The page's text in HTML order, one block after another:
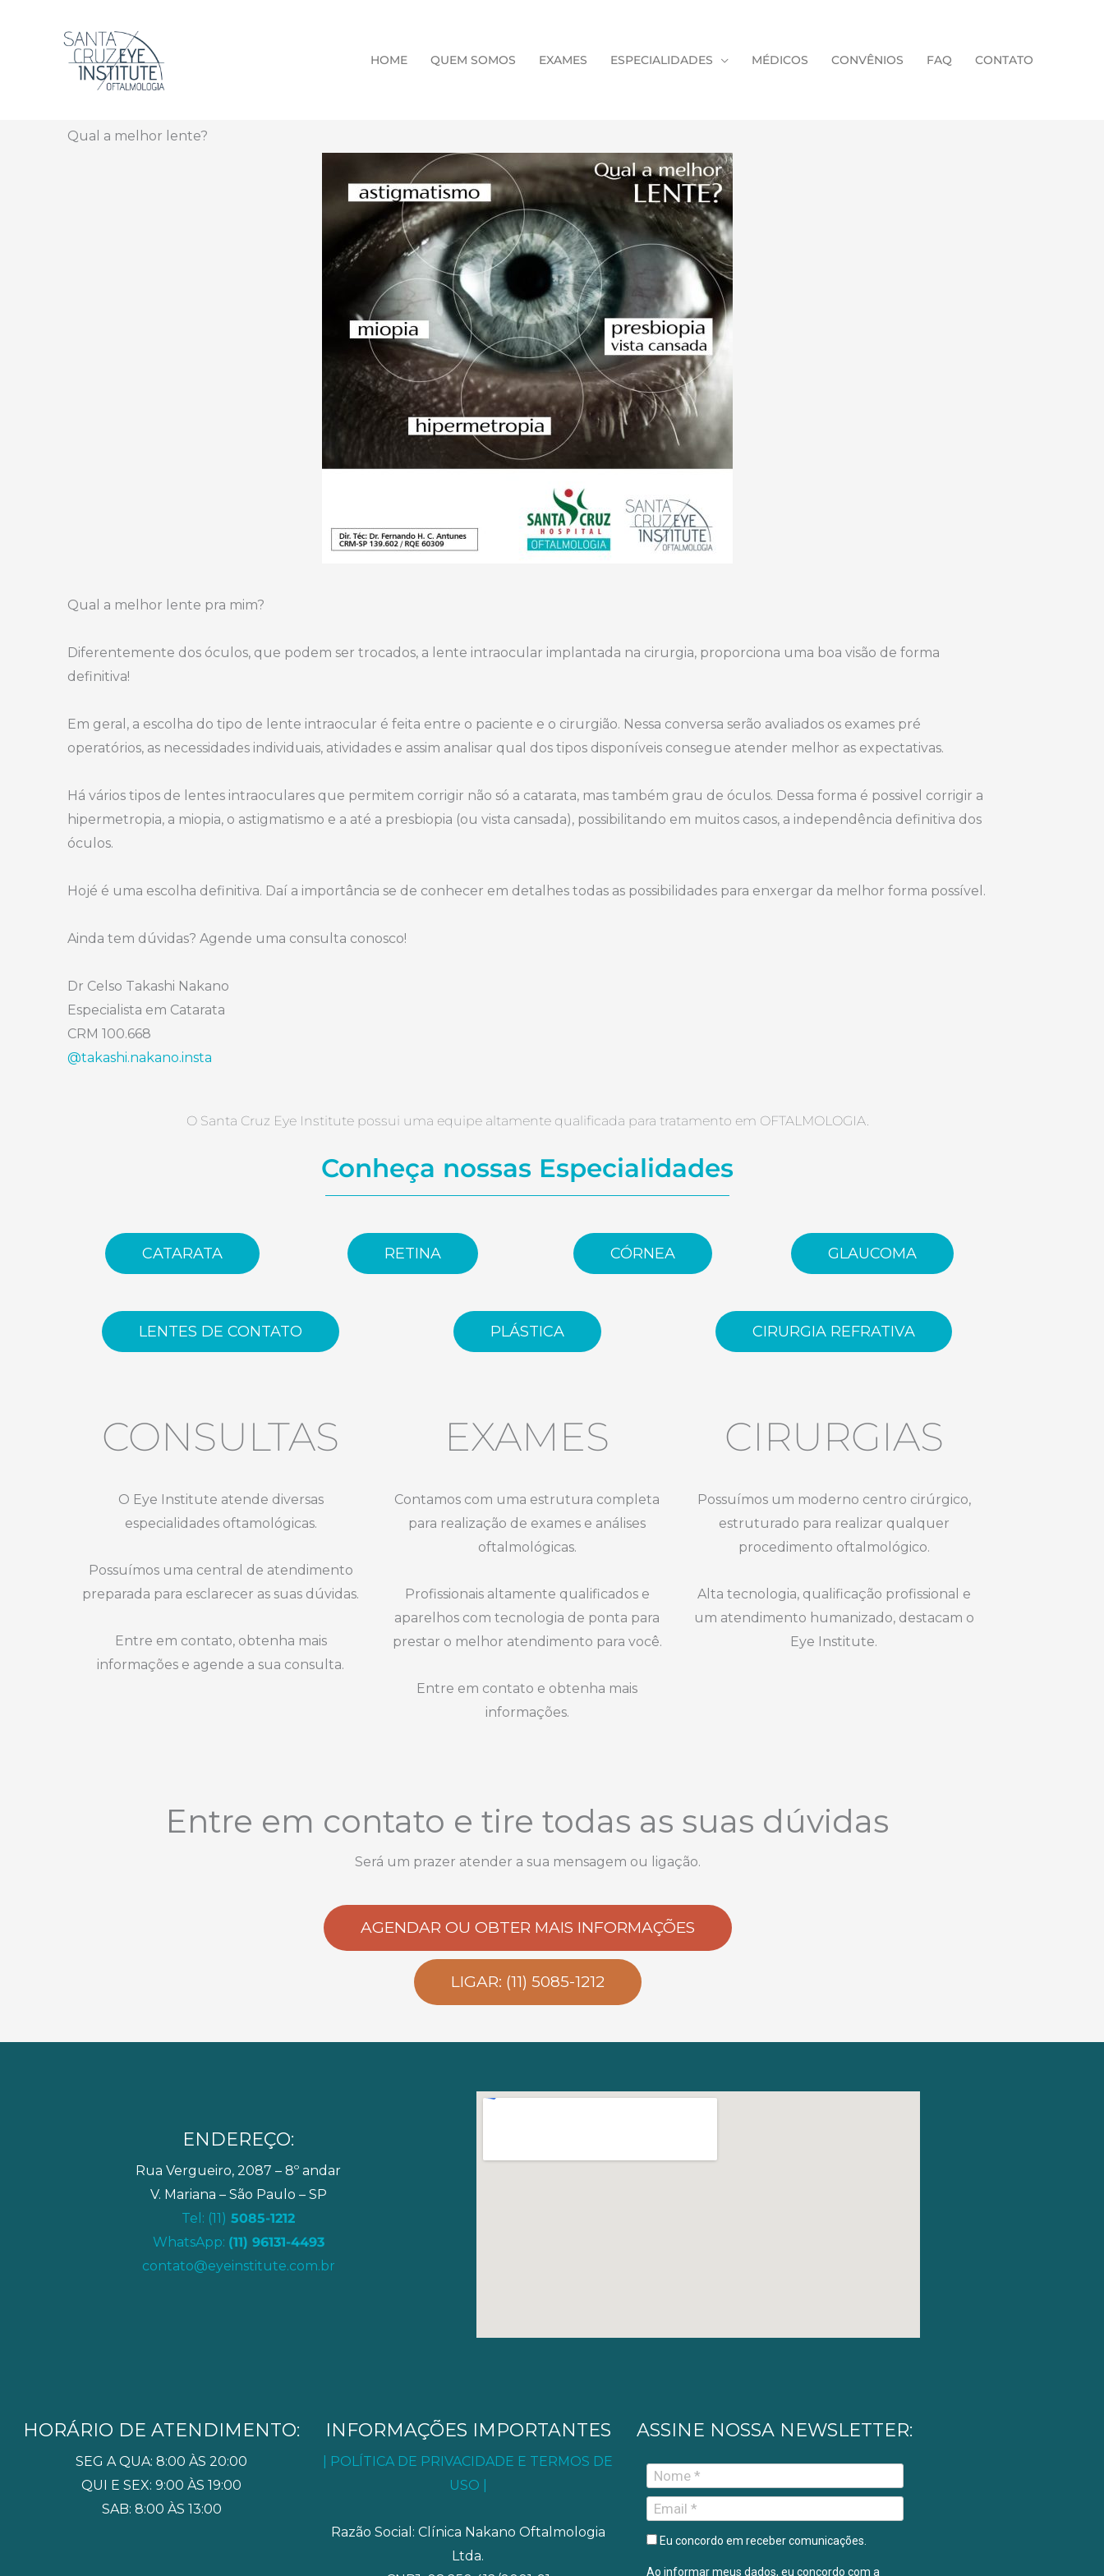
HOME QUEM SOMOS EXAMES ESPECIALIDADES MÉDICOS CONVÊNIOS FAQ CONTATO
Qual a melhor lente?
Qual a melhor lente pra mim?
Diferentemente dos óculos, que podem ser trocados, a lente intraocular implantada na cirurgia, proporciona uma boa visão de forma
definitiva!
Em geral, a escolha do tipo de lente intraocular é feita entre o paciente e o cirurgião. Nessa conversa serão avaliados os exames pré
operatórios, as necessidades individuais, atividades e assim analisar qual dos tipos disponíveis consegue atender melhor as expectativas.
Há vários tipos de lentes intraoculares que permitem corrigir não só a catarata, mas também grau de óculos. Dessa forma é possivel corrigir a
hipermetropia, a miopia, o astigmatismo e a até a presbiopia (ou vista cansada), possibilitando em muitos casos, a independência definitiva dos
óculos.
Hojé é uma escolha definitiva. Daí a importância se de conhecer em detalhes todas as possibilidades para enxergar da melhor forma possível.
Ainda tem dúvidas? Agende uma consulta conosco!
Dr Celso Takashi Nakano
Especialista em Catarata
CRM 100.668
@takashi.nakano.insta
O Santa Cruz Eye Institute possui uma equipe altamente qualificada para tratamento em OFTALMOLOGIA.
Conheça nossas Especialidades
CATARATA RETINA CÓRNEA GLAUCOMA
LENTES DE CONTATO PLÁSTICA CIRURGIA REFRATIVA
CONSULTAS
O Eye Institute atende diversas
especialidades oftamológicas.
Possuímos uma central de atendimento
preparada para esclarecer as suas dúvidas.
Entre em contato, obtenha mais
informações e agende a sua consulta.
EXAMES
Contamos com uma estrutura completa
para realização de exames e análises
oftalmológicas.
Profissionais altamente qualificados e
aparelhos com tecnologia de ponta para
prestar o melhor atendimento para você.
Entre em contato e obtenha mais
informações.
CIRURGIAS
Possuímos um moderno centro cirúrgico,
estruturado para realizar qualquer
procedimento oftalmológico.
Alta tecnologia, qualificação profissional e
um atendimento humanizado, destacam o
Eye Institute.
Entre em contato e tire todas as suas dúvidas
Será um prazer atender a sua mensagem ou ligação.
AGENDAR OU OBTER MAIS INFORMAÇÕES
LIGAR: (11) 5085-1212
ENDEREÇO:
Rua Vergueiro, 2087 – 8º andar
V. Mariana – São Paulo – SP
Tel: (11) 5085-1212
WhatsApp: (11) 96131-4493
contato@eyeinstitute.com.br
HORÁRIO DE ATENDIMENTO:
SEG A QUA: 8:00 ÀS 20:00
QUI E SEX: 9:00 ÀS 19:00
SAB: 8:00 ÀS 13:00
INFORMAÇÕES IMPORTANTES
| POLÍTICA DE PRIVACIDADE E TERMOS DE
USO |
Razão Social: Clínica Nakano Oftalmologia
Ltda.
ASSINE NOSSA NEWSLETTER:
Eu concordo em receber comunicações.
Ao informar meus dados, eu concordo com a